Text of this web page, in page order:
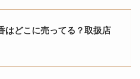
はどこに売ってる？取扱店